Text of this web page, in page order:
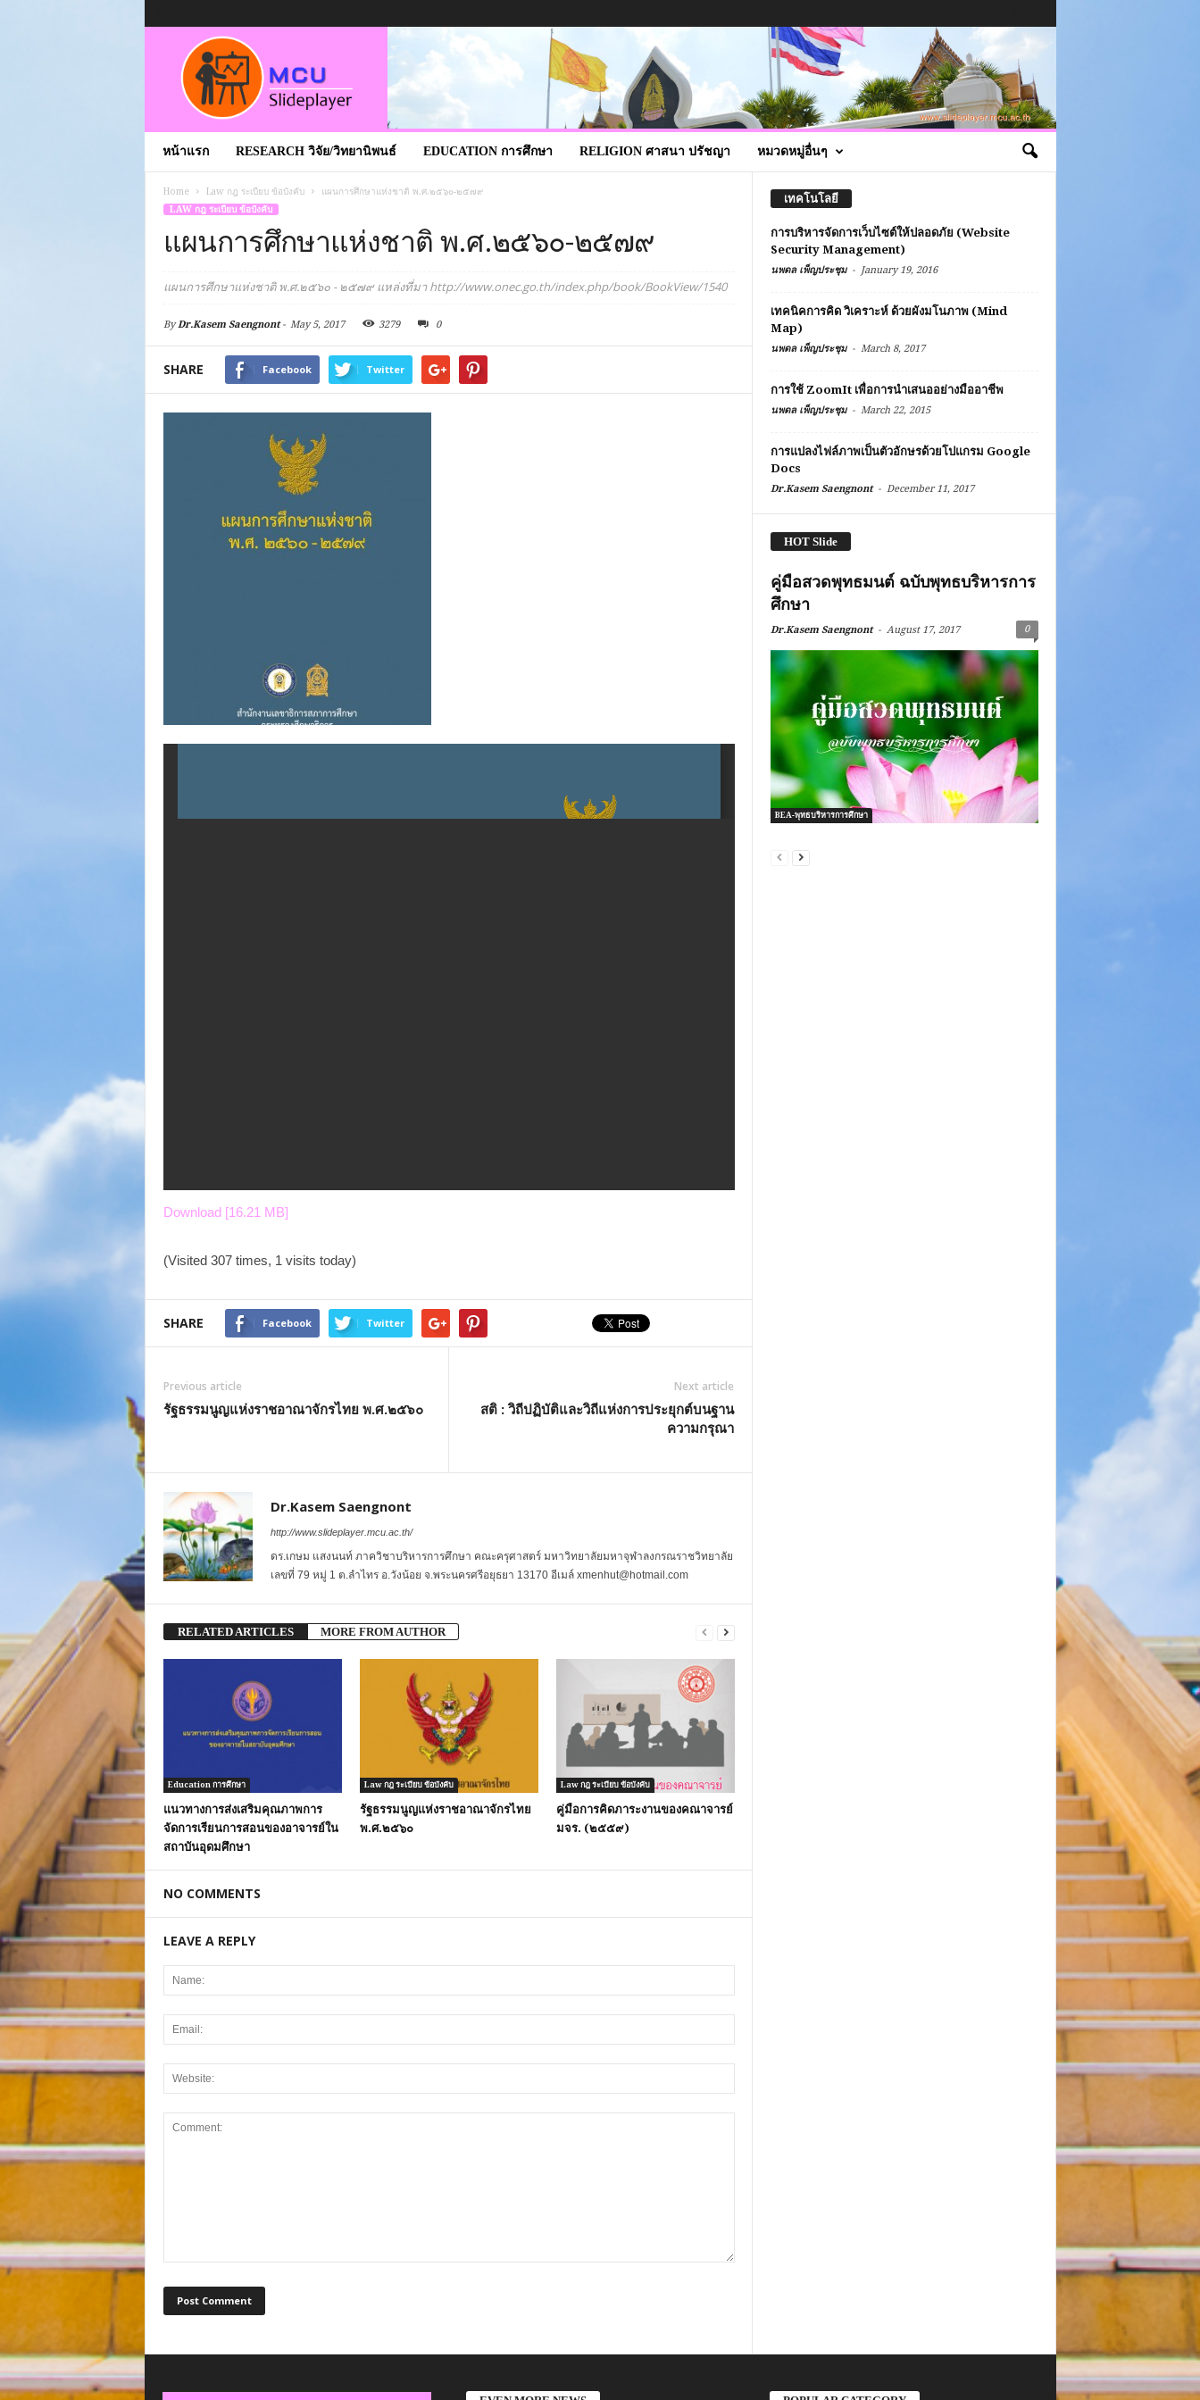
หน้าแรก RESEARCH วิจัย/วิทยานิพนธ์ EDUCATION การศึกษา RELIGION ศาสนา ปรัชญา หมวดหมู่อื่นๆ
Home Law กฎ ระเบียบ ข้อบังคับ
แผนการศึกษาแห่งชาติ พ.ศ.๒๕๖๐-๒๕๗๙
LAW กฎ ระเบียบ ข้อบังคับ
แผนการศึกษาแห่งชาติ พ.ศ.๒๕๖๐-๒๕๗๙
แผนการศึกษาแห่งชาติ พ.ศ.๒๕๖๐ - ๒๕๗๙ แหล่งที่มา http://www.onec.go.th/index.php/book/BookView/1540
ByDr.Kasem Saengnont- May 5, 2017 3279 0
SHARE Facebook Twitter
Download [16.21 MB]
(Visited 307 times, 1 visits today)
SHARE Facebook Twitter
Previous article
รัฐธรรมนูญแห่งราชอาณาจักรไทย พ.ศ.๒๕๖๐
Next article
สติ : วิถีปฏิบัติและวิถีแห่งการประยุกต์บนฐาน
ความกรุณา
Dr.Kasem Saengnont
http://www.slideplayer.mcu.ac.th/
ดร.เกษม แสงนนท์ ภาควิชาบริหารการศึกษา คณะครุศาสตร์ มหาวิทยาลัยมหาจุฬาลงกรณราชวิทยาลัย
เลขที่ 79 หมู่ 1 ต.ลำไทร อ.วังน้อย จ.พระนครศรีอยุธยา 13170 อีเมล์ xmenhut@hotmail.com
RELATED ARTICLES MORE FROM AUTHOR
Education การศึกษา
แนวทางการส่งเสริมคุณภาพการ
จัดการเรียนการสอนของอาจารย์ใน
สถาบันอุดมศึกษา
Law กฎ ระเบียบ ข้อบังคับ
รัฐธรรมนูญแห่งราชอาณาจักรไทย
พ.ศ.๒๕๖๐
Law กฎ ระเบียบ ข้อบังคับ
คู่มือการคิดภาระงานของคณาจารย์
มจร. (๒๕๕๙)
NO COMMENTS
LEAVE A REPLY
เทคโนโลยี
การบริหารจัดการเว็บไซต์ให้ปลอดภัย (Website
Security Management)
นพดล เพ็ญประชุม - January 19, 2016
เทคนิคการคิด วิเคราะห์ ด้วยผังมโนภาพ (Mind
Map)
นพดล เพ็ญประชุม - March 8, 2017
การใช้ ZoomIt เพื่อการนำเสนออย่างมืออาชีพ
นพดล เพ็ญประชุม - March 22, 2015
การแปลงไฟล์ภาพเป็นตัวอักษรด้วยโปแกรม Google
Docs
Dr.Kasem Saengnont - December 11, 2017
HOT Slide
คู่มือสวดพุทธมนต์ ฉบับพุทธบริหารการ
ศึกษา
Dr.Kasem Saengnont - August 17, 2017 0
BEA-พุทธบริหารการศึกษา